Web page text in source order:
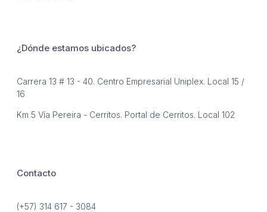
¿Dónde estamos ubicados?
Carrera 13 # 13 - 40. Centro Empresarial Uniplex. Local 15 /
16
Km 5 Vía Pereira - Cerritos. Portal de Cerritos. Local 102
Contacto
(+57) 314 617 - 3084